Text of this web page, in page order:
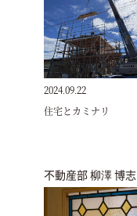
2024.09.22
住宅とカミナリ
不動産部 柳澤 博志